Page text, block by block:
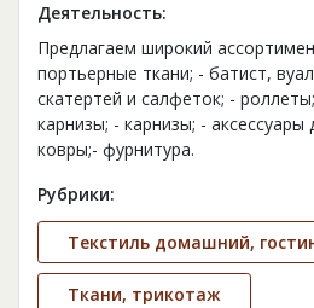
Деятельность:
Предлагаем широкий
портьерные ткани; - батист,
скатертей и салфеток; -
карнизы; - карнизы; -
ковры;- фурнитура.
Рубрики:
Текстиль домашний,
Ткани, трикотаж